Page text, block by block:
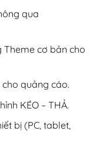
qua
Theme cơ bản cho
cho quảng cáo.
KÉO – THẢ.
bị (PC, tablet,